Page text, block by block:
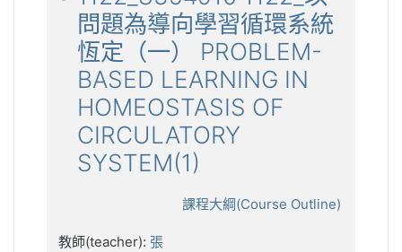
問題為導向學習循環系統
恆定（一） PROBLEM-
BASED LEARNING IN
HOMEOSTASIS OF
CIRCULATORY
SYSTEM(1)
課程大綱(Course Outline)
教師(teacher): 張